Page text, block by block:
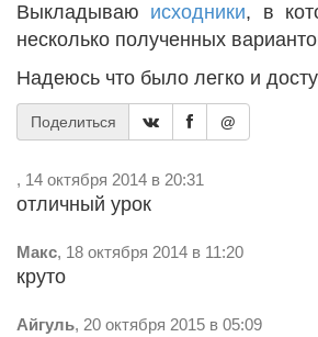
Выкладываю исходники, в
несколько полученных
Надеюсь что было легко и
Поделиться @
, 14 октября 2014 в 20:31
отличный урок
Макс, 18 октября 2014 в 11:20
круто
Айгуль, 20 октября 2015 в 05:09